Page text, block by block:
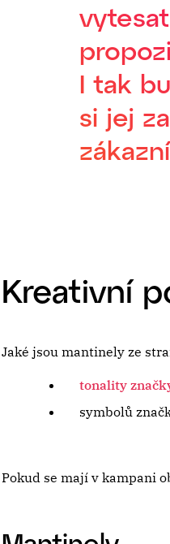
I tak
si jej
Kreativní
Jaké jsou mantinely ze
tonality
symbolů
Pokud se mají v kampani